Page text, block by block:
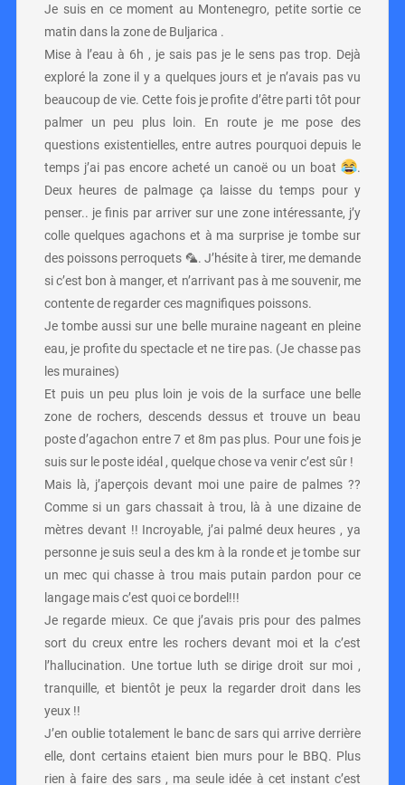
Je suis en ce moment au Montenegro, petite sortie ce
matin dans la zone de Buljarica .
Mise à l’eau à 6h , je sais pas je le sens pas trop. Dejà
exploré la zone il y a quelques jours et je n’avais pas vu
beaucoup de vie. Cette fois je profite d’être parti tôt pour
palmer un peu plus loin. En route je me pose des
questions existentielles, entre autres pourquoi depuis le
temps j’ai pas encore acheté un canoë ou un boat
.
Deux heures de palmage ça laisse du temps pour y
penser.. je finis par arriver sur une zone intéressante, j’y
colle quelques agachons et à ma surprise je tombe sur
des poissons perroquets 🦜. J’hésite à tirer, me demande
si c’est bon à manger, et n’arrivant pas à me souvenir, me
contente de regarder ces magnifiques poissons.
Je tombe aussi sur une belle muraine nageant en pleine
eau, je profite du spectacle et ne tire pas. (Je chasse pas
les muraines)
Et puis un peu plus loin je vois de la surface une belle
zone de rochers, descends dessus et trouve un beau
poste d’agachon entre 7 et 8m pas plus. Pour une fois je
suis sur le poste idéal , quelque chose va venir c’est sûr !
Mais là, j’aperçois devant moi une paire de palmes ??
Comme si un gars chassait à trou, là à une dizaine de
mètres devant !! Incroyable, j’ai palmé deux heures , ya
personne je suis seul a des km à la ronde et je tombe sur
un mec qui chasse à trou mais putain pardon pour ce
langage mais c’est quoi ce bordel!!!
Je regarde mieux. Ce que j’avais pris pour des palmes
sort du creux entre les rochers devant moi et la c’est
l’hallucination. Une tortue luth se dirige droit sur moi ,
tranquille, et bientôt je peux la regarder droit dans les
yeux !!
J’en oublie totalement le banc de sars qui arrive derrière
elle, dont certains etaient bien murs pour le BBQ. Plus
rien à faire des sars , ma seule idée à cet instant c’est